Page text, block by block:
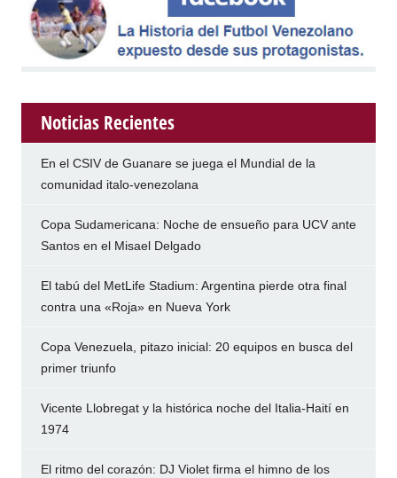
Noticias Recientes
En el CSIV de Guanare se juega el Mundial de la
comunidad italo-venezolana
Copa Sudamericana: Noche de ensueño para UCV ante
Santos en el Misael Delgado
El tabú del MetLife Stadium: Argentina pierde otra final
contra una «Roja» en Nueva York
Copa Venezuela, pitazo inicial: 20 equipos en busca del
primer triunfo
Vicente Llobregat y la histórica noche del Italia-Haití en
1974
El ritmo del corazón: DJ Violet firma el himno de los